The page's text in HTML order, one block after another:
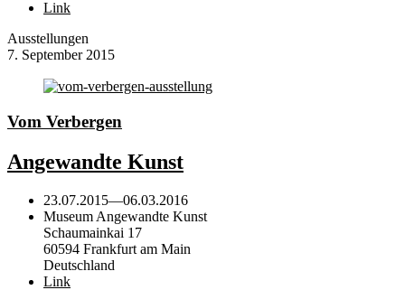
Link
Ausstellungen
7. September 2015
Vom Verbergen
Angewandte Kunst
23.07.2015—06.03.2016
Museum Angewandte Kunst
Schaumainkai 17
60594 Frankfurt am Main
Deutschland
Link